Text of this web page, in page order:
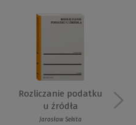
Rozliczanie podatku
u źródła
Jarosław Sekita